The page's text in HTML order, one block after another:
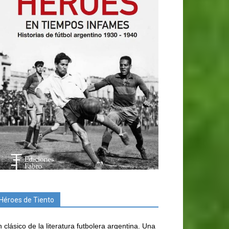
de Tiento
clásico de la literatura futbolera argentina. Una